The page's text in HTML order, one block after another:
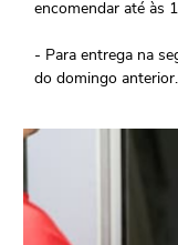
encomendar até às
- Para entrega na
do domingo anterior.